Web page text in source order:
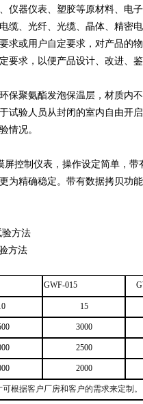
仪器仪表、塑胶等原材料、电
缆、光纤、光缆、晶体、精密
求或用户自定要求，对产品的
要求，以便产品设计、改进、
保聚氨酯发泡保温层，材质内
试验人员从封闭的室内自由开
品试验情况。
控制仪表，操作设定简单，
为精确稳定。带有数据拷贝功
方法
方法
GWF-015
15
3000
2500
2000
根据客户厂房和客户的需求来定制。